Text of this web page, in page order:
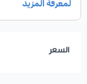
السعر